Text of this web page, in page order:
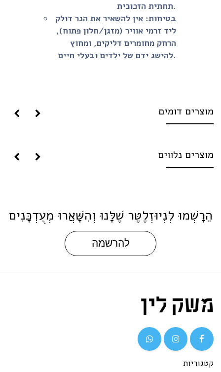
בטיחות:אין להשאיר את הנר דולק
ליד זרמי אוויר (מזגן/חלון פתוח),
הרחק מחומרים דליקים, ומחוץ
דומים
נלווים
לְנְיוּזְלֶטֶּר שֶׁלָּנוּ וְהִשָּׁאֲרוּ מְעֻדְכָּנִים
להרשמה